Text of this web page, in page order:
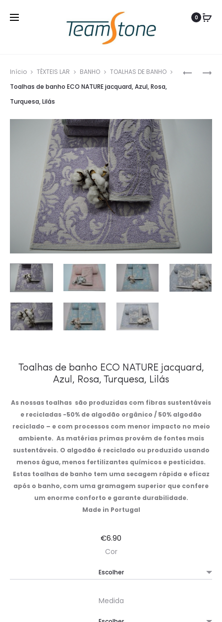
0
TOALHAS
NATURE
TOALHAS
NATURE,
Início TÊXTEIS LAR BANHO
TOALHAS DE BANHO
Toalhas de banho ECO NATURE jacquard, Azul, Rosa,
Turquesa, Lilás
Toalhas de banho ECO NATURE jacquard,
Azul, Rosa, Turquesa, Lilás
As nossas toalhas são produzidas com fibras sustentáveis
e recicladas -50% de algodão orgânico / 50% algodão
reciclado – e com processos com menor impacto no meio
ambiente. As matérias primas provém de fontes mais
sustentáveis. O algodão é reciclado ou produzido usando
menos água, menos fertilizantes químicos e pesticidas.
Estas toalhas de banho tem uma secagem rápida e eficaz
após o banho, com uma gramagem superior que confere
um enorme conforto e garante durabilidade.
Made in Portugal
€6.90
Cor
Medida